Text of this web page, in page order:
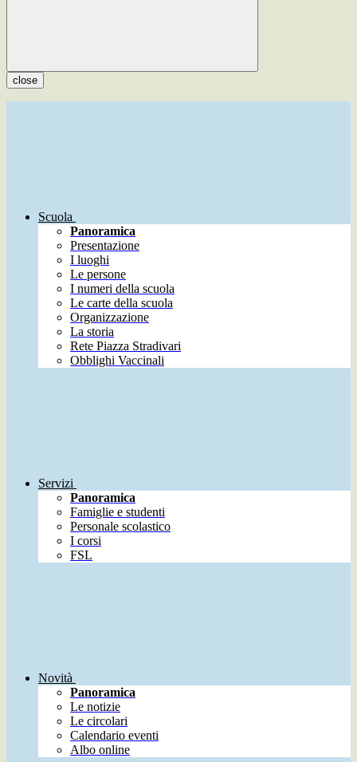
close
Scuola
Panoramica
Presentazione
I luoghi
Le persone
I numeri della scuola
Le carte della scuola
Organizzazione
La storia
Rete Piazza Stradivari
Obblighi Vaccinali
Servizi
Panoramica
Famiglie e studenti
Personale scolastico
I corsi
FSL
Novità
Panoramica
Le notizie
Le circolari
Calendario eventi
Albo online